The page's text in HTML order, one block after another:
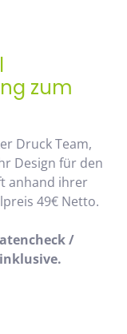
zum
Druck Team,
Design für den
anhand ihrer
49€ Netto.
/